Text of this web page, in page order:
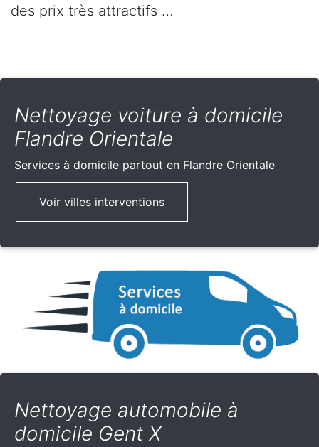
des prix très attractifs …
Nettoyage voiture à domicile
Flandre Orientale
Services à domicile partout en Flandre Orientale
Voir villes interventions
Nettoyage automobile à
domicile Gent X